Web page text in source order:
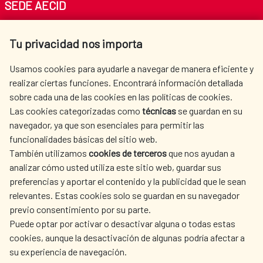
Nacionalidades
España.
Alemania, Bélgica, Croacia,
Dinamarca, Francia, Irlanda, Letonia,
Luxemburgo, Países Bajos, Suecia,
Bulgaria, Eslovaquia, Estonia, Grecia,
Malta, Polonia, República Checa,
Austria, Chipre, Eslovenia, Finlandia,
Hungría, Italia, Lituania, Portugal y
Rumanía.
Iberoamérica: Argentina, Bolivia,
Brasil, Chile, Colombia, Costa Rica,
Cuba, Ecuador, El Salvador,
Guatemala, Honduras, México,
Nicaragua, Panamá, Paraguay, Perú,
República Dominicana, Uruguay y
Tu privacidad nos importa
Usamos cookies para ayudarle a navegar de manera eficiente y
realizar ciertas funciones. Encontrará información detallada
sobre cada una de las cookies en las políticas de cookies.
Las cookies categorizadas como técnicas se guardan en su
navegador, ya que son esenciales para permitir las
funcionalidades básicas del sitio web.
También utilizamos cookies de tercerosque nos ayudan a
analizar cómo usted utiliza este sitio web, guardar sus
preferencias y aportar el contenido y la publicidad que le sean
relevantes. Estas cookies solo se guardan en su navegador
previo consentimiento por su parte.
Puede optar por activar o desactivar alguna o todas estas
cookies, aunque la desactivación de algunas podría afectar a
su experiencia de navegación.
SEDE AECID
Tel. +34 900 20 30 54​​​​​​​
AECID
WHERE DO WE COOPERATE?
SPANISH HUMANITARIAN
ACTION
PRESS ROOM
CULTURE AND SCIENCE LIBRARY
OUR SOCIAL MEDIA